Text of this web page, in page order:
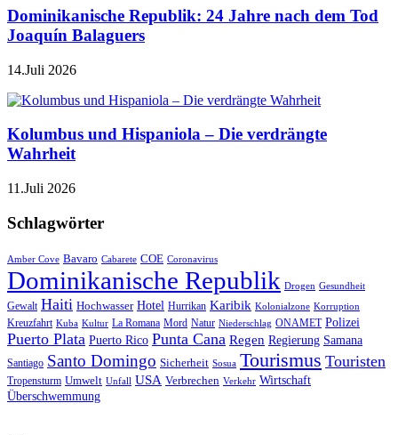
Dominikanische Republik: 24 Jahre nach dem Tod
Joaquín Balaguers
14.Juli 2026
Kolumbus und Hispaniola – Die verdrängte
Wahrheit
11.Juli 2026
Schlagwörter
Amber Cove Bavaro Cabarete COE Coronavirus
Dominikanische Republik Drogen Gesundheit
Gewalt Haiti Hochwasser Hotel Hurrikan Karibik Kolonialzone Korruption
Kreuzfahrt Kuba Kultur La Romana Mord Natur Niederschlag ONAMET Polizei
Puerto Plata Puerto Rico Punta Cana Regen Regierung Samana
Santiago Santo Domingo Sicherheit Sosua Tourismus Touristen
Tropensturm Umwelt Unfall USA Verbrechen Verkehr Wirtschaft
Überschwemmung